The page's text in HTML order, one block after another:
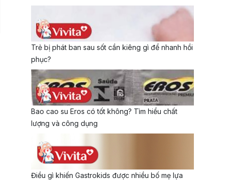
Trẻ bị phát ban sau sốt cần kiêng gì để nhanh hồi
phục?
Bao cao su Eros có tốt không? Tìm hiểu chất
lượng và công dụng
Điều gì khiến Gastrokids được nhiều bố mẹ lựa